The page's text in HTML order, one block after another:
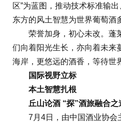
区”为蓝图，推动技术标准输
东方的风土智慧为世界葡萄酒
荣誉加身，初心未改。蓬
们向着阳光生长，亦向着未
海岸，更悠远的酒香，等待世
国际视野立标
本土智慧扎根
丘山论酒 “探”酒旅融合之
7月4日，由中国酒业协会